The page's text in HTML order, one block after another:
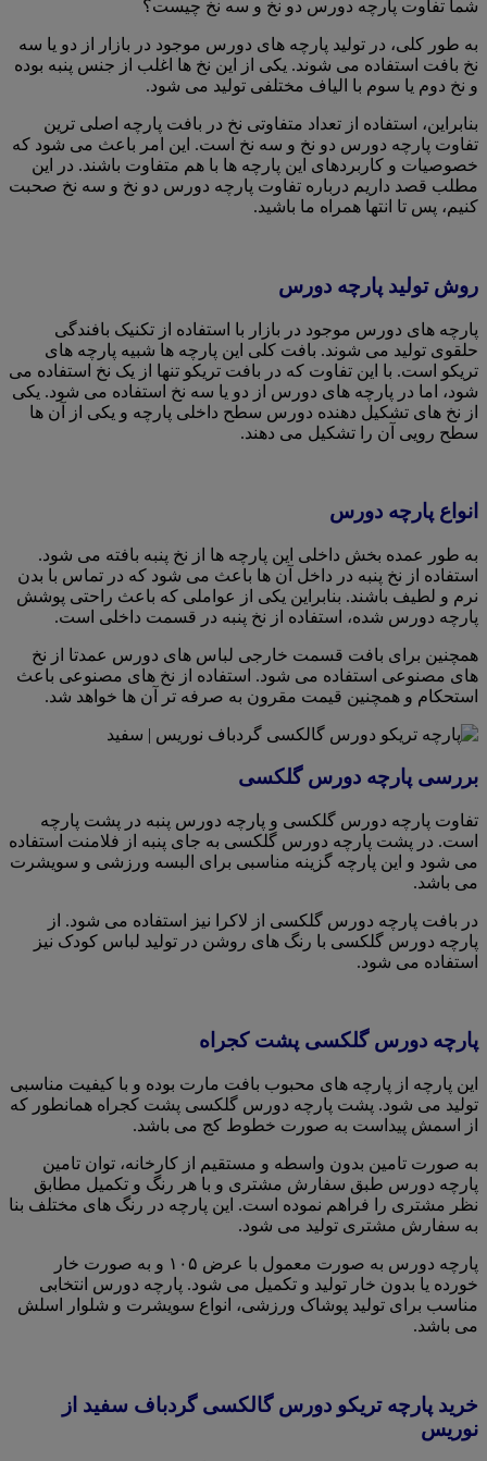
شما تفاوت پارچه دورس دو نخ و سه نخ چیست؟
به طور کلی، در تولید پارچه های دورس موجود در بازار از دو یا سه
نخ بافت استفاده می شوند. یکی از این نخ ها اغلب از جنس پنبه بوده
و نخ دوم یا سوم با الیاف مختلفی تولید می شود.
بنابراین، استفاده از تعداد متفاوتی نخ در بافت پارچه اصلی ترین
تفاوت پارچه دورس دو نخ و سه نخ است. این امر باعث می شود که
خصوصیات و کاربردهای این پارچه ها با هم متفاوت باشند. در این
مطلب قصد داریم درباره تفاوت پارچه دورس دو نخ و سه نخ صحبت
کنیم، پس تا انتها همراه ما باشید.
روش تولید پارچه دورس
پارچه های دورس موجود در بازار با استفاده از تکنیک بافندگی
حلقوی تولید می شوند. بافت کلی این پارچه ها شبیه پارچه های
تریکو است. با این تفاوت که در بافت تریکو تنها از یک نخ استفاده می
شود، اما در پارچه های دورس از دو یا سه نخ استفاده می شود. یکی
از نخ های تشکیل دهنده دورس سطح داخلی پارچه و یکی از آن ها
سطح رویی آن را تشکیل می دهند.
انواع پارچه دورس
به طور عمده بخش داخلی این پارچه ها از نخ پنبه بافته می شود.
استفاده از نخ پنبه در داخل آن ها باعث می شود که در تماس با بدن
نرم و لطیف باشند. بنابراین یکی از عواملی که باعث راحتی پوشش
پارچه دورس شده، استفاده از نخ پنبه در قسمت داخلی است.
همچنین برای بافت قسمت خارجی لباس های دورس عمدتا از نخ
های مصنوعی استفاده می شود. استفاده از نخ های مصنوعی باعث
استحکام و همچنین قیمت مقرون به صرفه تر آن ها خواهد شد.
بررسی پارچه دورس گلکسی
تفاوت پارچه دورس گلکسی و پارچه دورس پنبه در پشت پارچه
است. در پشت پارچه دورس گلکسی به جای پنبه از فلامنت استفاده
می شود و این پارچه گزینه مناسبی برای البسه ورزشی و سویشرت
می باشد.
در بافت پارچه دورس گلکسی از لاکرا نیز استفاده می شود. از
پارچه دورس گلکسی با رنگ های روشن در تولید لباس کودک نیز
استفاده می شود.
پارچه دورس گلکسی پشت کجراه
این پارچه از پارچه های محبوب بافت مارت بوده و با کیفیت مناسبی
تولید می شود. پشت پارچه دورس گلکسی پشت کجراه همانطور که
از اسمش پیداست به صورت خطوط کج می باشد.
به صورت تامین بدون واسطه و مستقیم از کارخانه، توان تامین
پارچه دورس طبق سفارش مشتری و با هر رنگ و تکمیل مطابق
نظر مشتری را فراهم نموده است. این پارچه در رنگ های مختلف بنا
به سفارش مشتری تولید می شود.
پارچه دورس به صورت معمول با عرض ۱۰۵ و به صورت خار
خورده یا بدون خار تولید و تکمیل می شود. پارچه دورس انتخابی
مناسب برای تولید پوشاک ورزشی، انواع سویشرت و شلوار اسلش
می باشد.
خرید پارچه تریکو دورس گالکسی گردباف سفید از
نوریس